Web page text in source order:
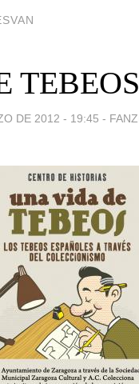
DE 2012 - 19:45 -